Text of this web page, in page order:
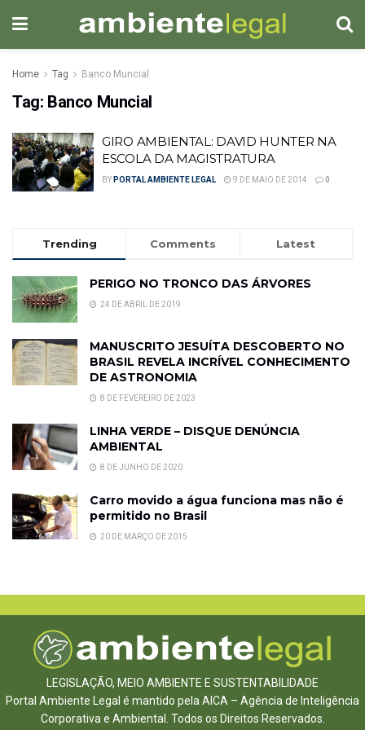
Home Tag Banco Muncial
Tag: Banco Muncial
GIRO AMBIENTAL: DAVID HUNTER NA
ESCOLA DA MAGISTRATURA
BY PORTAL AMBIENTE LEGAL 9 DE MAIO DE 2014 0
Trending Comments Latest
PERIGO NO TRONCO DAS ÁRVORES
24 DE ABRIL DE 2019
MANUSCRITO JESUÍTA DESCOBERTO NO
BRASIL REVELA INCRÍVEL CONHECIMENTO
DE ASTRONOMIA
8 DE FEVEREIRO DE 2023
LINHA VERDE – DISQUE DENÚNCIA
AMBIENTAL
8 DE JUNHO DE 2020
Carro movido a água funciona mas não é
permitido no Brasil
20 DE MARÇO DE 2015
LEGISLAÇÃO, MEIO AMBIENTE E SUSTENTABILIDADE
Portal Ambiente Legal é mantido pela AICA – Agência de Inteligência
Corporativa e Ambiental. Todos os Direitos Reservados.